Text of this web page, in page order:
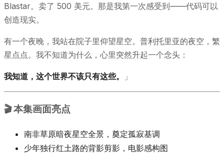
Blastar。卖了 500 美元。那是我第一次感受到——代码可以
创造现实。
有一个夜晚，我站在院子里仰望星空。普利托里亚的夜空，繁
星点点。我不知道为什么，心里突然升起一个念头：
我知道，这个世界不该只有这些。 」
🎬 本集画面亮点
南非草原暗夜星空全景，奠定孤寂基调
少年独行红土路的背影剪影，电影感构图